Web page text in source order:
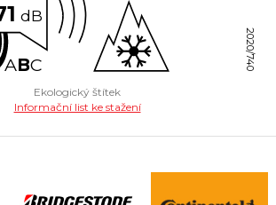
dB
ABC 2020/740
Ekologický štítek
Informační list ke stažení